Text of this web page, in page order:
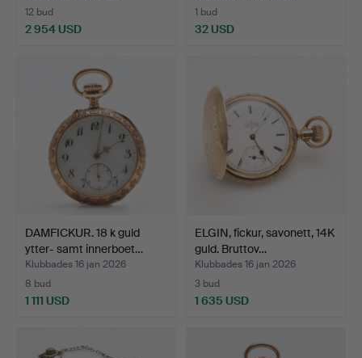
12 bud
2 954 USD
1 bud
32 USD
DAMFICKUR. 18 k guld
ytter- samt innerboet…
Klubbades 16 jan 2026
8 bud
1 111 USD
ELGIN, fickur, savonett, 14K
guld. Bruttov…
Klubbades 16 jan 2026
3 bud
1 635 USD